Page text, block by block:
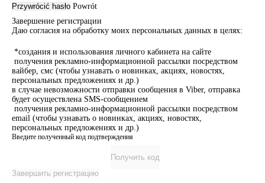
Przywrócić hasło Powrót
Завершение регистрации
Даю согласия на обработку моих персональных данных в целях:
*создания и использования личного кабинета на сайте
получения рекламно-информационной рассылки посредством
вайбер, смс (чтобы узнавать о новинках, акциях, новостях,
персональных предложениях и др.)
в случае невозможности отправки сообщения в Viber, отправка
будет осуществлена SMS-сообщением
получения рекламно-информационной рассылки посредством
email (чтобы узнавать о новинках, акциях, новостях,
персональных предложениях и др.)
Введите полученный код подтверждения
Получить код
Завершить регистрацию